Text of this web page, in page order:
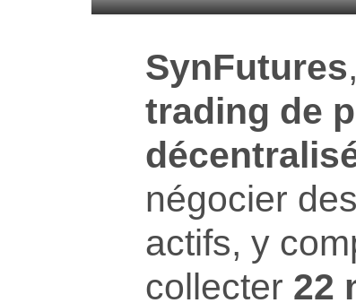
SynFutures
trading de
négocier des
actifs, y
collecter 22